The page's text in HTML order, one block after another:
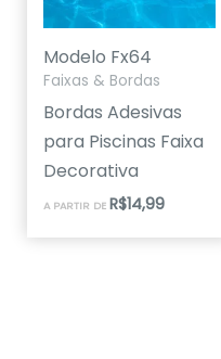
Modelo Fx64
Faixas & Bordas
Bordas Adesivas
para Piscinas Faixa
Decorativa
A PARTIR DE R$14,99